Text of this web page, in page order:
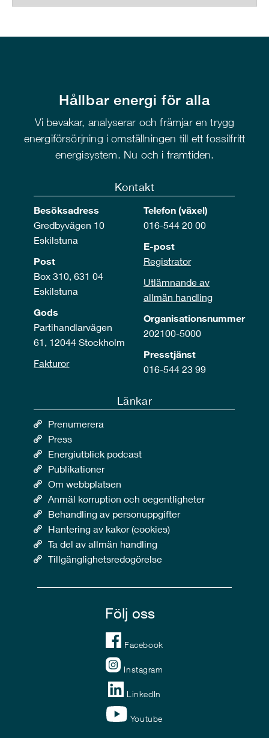
Hållbar energi för alla
Vi bevakar, analyserar och främjar en trygg
energiförsörjning i omställningen till ett fossilfritt
energisystem. Nu och i framtiden.
Kontakt
Besöksadress
Gredbyvägen 10
Eskilstuna
Post
Box 310, 631 04
Eskilstuna
Gods
Partihandlarvägen
61, 12044 Stockholm
Fakturor
Telefon (växel)
016-544 20 00
E-post
Registrator
Utlämnande av
allmän handling
Organisationsnummer
202100-5000
Presstjänst
016-544 23 99
Länkar
Prenumerera
Press
Energiutblick podcast
Publikationer
Om webbplatsen
Anmäl korruption och oegentligheter
Behandling av personuppgifter
Hantering av kakor (cookies)
Ta del av allmän handling
Tillgänglighetsredogörelse
Följ oss
Facebook
Instagram
LinkedIn
Youtube